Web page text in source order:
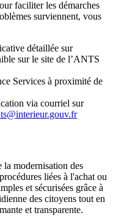
faciliter les démarches
surviennent, vous
détaillée sur
sur le site de l’ANTS
Services à proximité de
via courriel sur
la modernisation des
liées à l'achat ou
et sécurisées grâce à
des citoyens tout en
et transparente.